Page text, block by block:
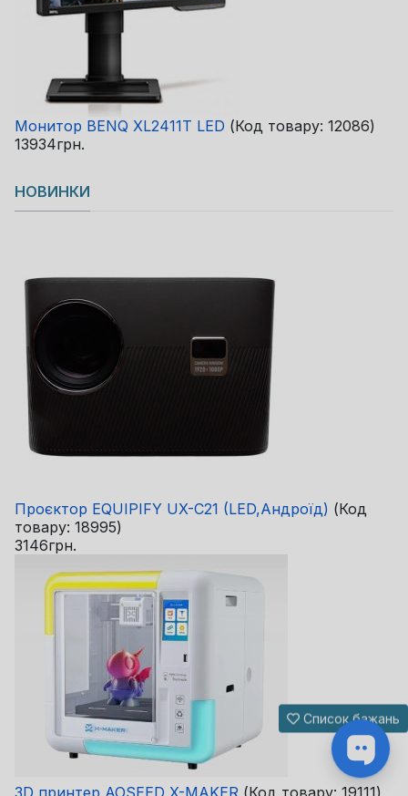
Монитор BENQ XL2411T LED (Код товару: 12086)
13934грн.
НОВИНКИ
Проєктор EQUIPIFY UX-C21 (LED,Андроїд) (Код
товару: 18995)
3146грн.
3D принтер AOSEED X-MAKER (Код товару: 19111)
Список бажань